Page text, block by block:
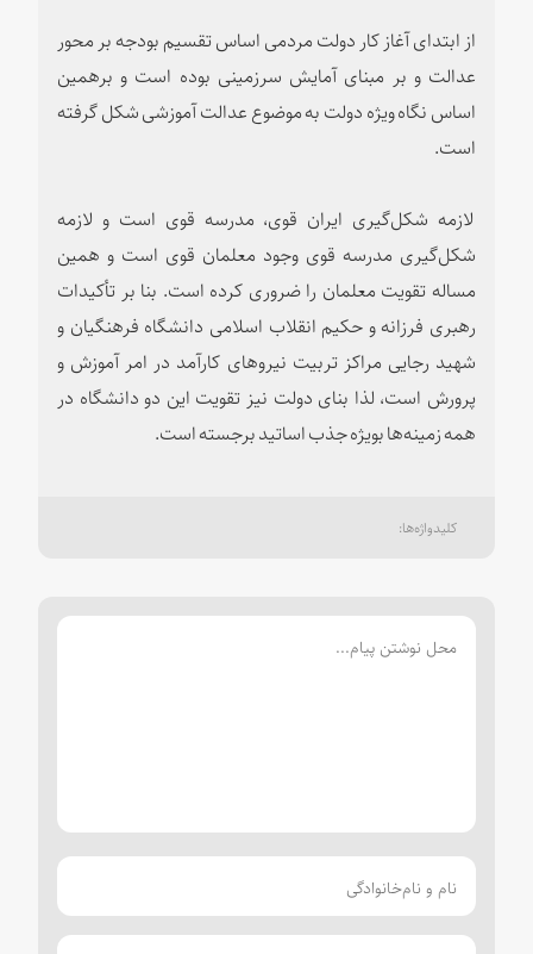
از ابتدای آغاز کار دولت مردمی اساس تقسیم بودجه بر محور
عدالت و بر مبنای آمایش سرزمینی بوده است و برهمین
اساس نگاه ویژه دولت به موضوع عدالت آموزشی شکل گرفته
است.
لازمه شکل‌گیری ایران قوی، مدرسه قوی است و لازمه
شکل‌گیری مدرسه قوی وجود معلمان قوی است و همین
مساله تقویت معلمان را ضروری کرده است. بنا بر تأکیدات
رهبری فرزانه و حکیم انقلاب اسلامی دانشگاه فرهنگیان و
شهید رجایی مراکز تربیت نیروهای کارآمد در امر آموزش و
پرورش است، لذا بنای دولت نیز تقویت این دو دانشگاه در
همه زمینه‌ها بویژه جذب اساتید برجسته است.